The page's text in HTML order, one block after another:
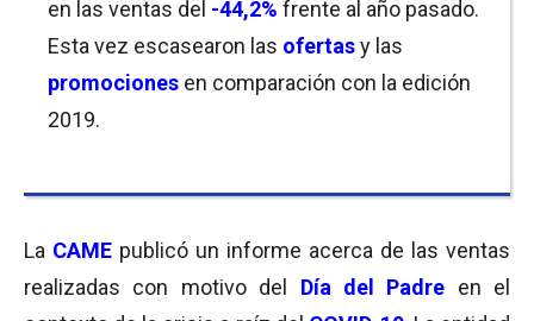
en las ventas del -44,2% frente al año pasado.
Esta vez escasearon las ofertasy las
promociones en comparación con la edición
2019.
La CAME publicó un informe acerca de las ventas
realizadas con motivo del
Día del Padre en el